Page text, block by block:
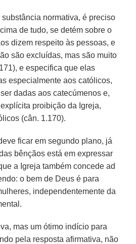
normativa, é preciso
de tudo, se detém sobre o
dizem respeito às pessoas, e
são excluídas, mas são muito
e especifica que elas
especialmente aos católicos,
dadas aos catecúmenos e,
proibição da Igreja,
(cân. 1.170).
ficar em segundo plano, já
bênçãos está em expressar
a Igreja também concede ad
o bem de Deus é para
independentemente da
mas um ótimo indício para
pela resposta afirmativa, não